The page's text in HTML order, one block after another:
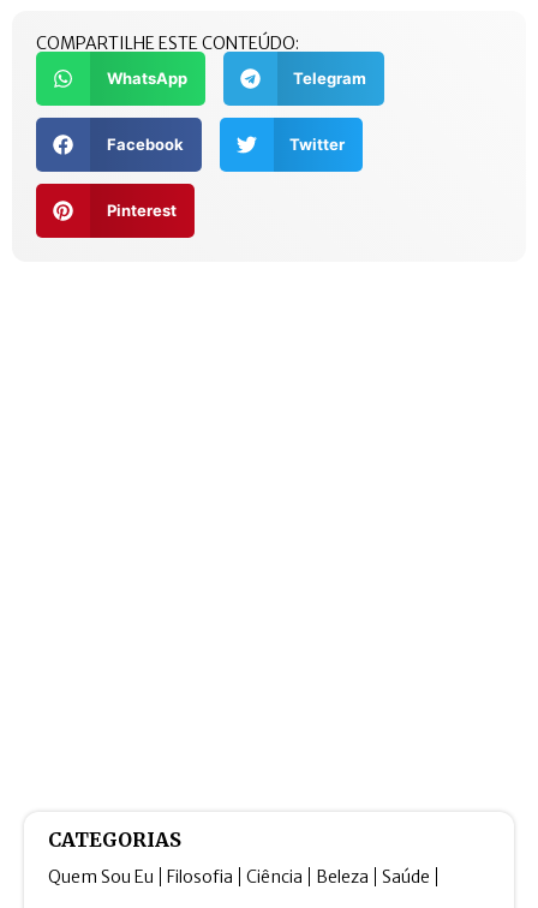
COMPARTILHE ESTE CONTEÚDO:
WhatsApp Telegram
Facebook Twitter
Pinterest
CATEGORIAS
Quem Sou Eu Filosofia Ciência Beleza Saúde